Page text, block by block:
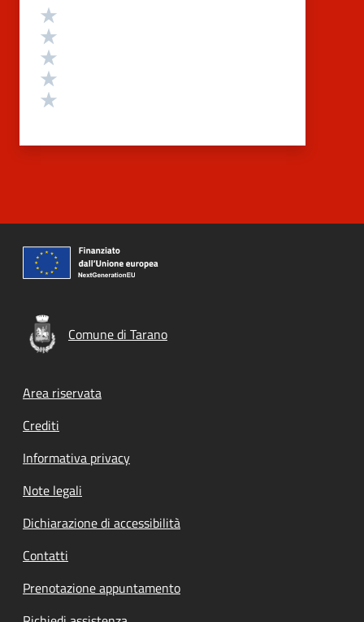
Valutazione
Comune di Tarano
Footer menu
Area riservata
Crediti
Informativa privacy
Note legali
Dichiarazione di accessibilità
Contatti
Prenotazione appuntamento